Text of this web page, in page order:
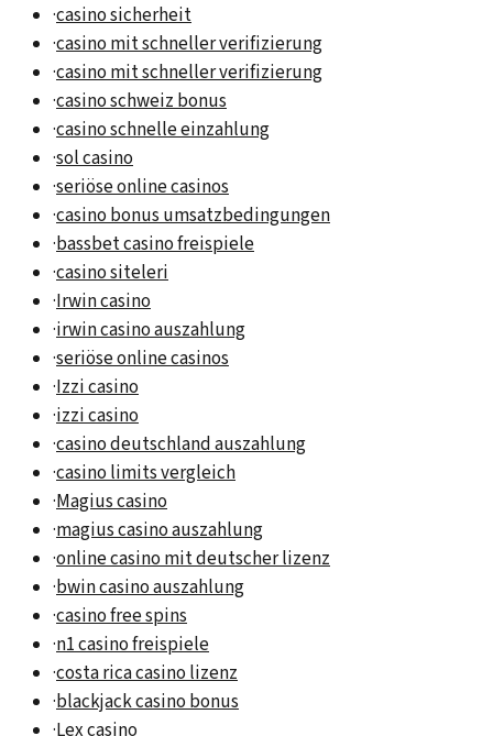
·casino sicherheit
·casino mit schneller verifizierung
·casino mit schneller verifizierung
·casino schweiz bonus
·casino schnelle einzahlung
·sol casino
·seriöse online casinos
·casino bonus umsatzbedingungen
·bassbet casino freispiele
·casino siteleri
·Irwin casino
·irwin casino auszahlung
·seriöse online casinos
·Izzi casino
·izzi casino
·casino deutschland auszahlung
·casino limits vergleich
·Magius casino
·magius casino auszahlung
·online casino mit deutscher lizenz
·bwin casino auszahlung
·casino free spins
·n1 casino freispiele
·costa rica casino lizenz
·blackjack casino bonus
·Lex casino